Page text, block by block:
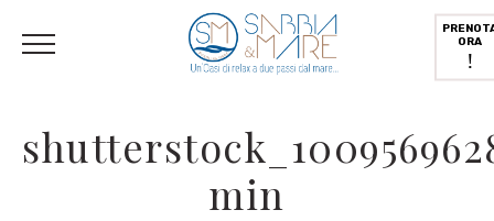
ORA
!
min
Deutsch ( Tedesco Italiano